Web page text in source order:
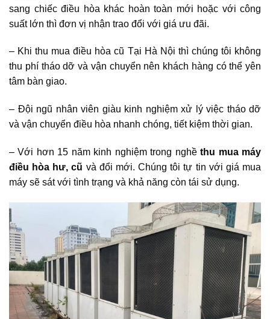
sang chiếc điều hòa khác hoàn toàn mới hoặc với công
suất lớn thì đơn vị nhận trao đổi với giá ưu đãi.
– Khi thu mua điều hòa cũ Tại Hà Nội thì chúng tôi không
thu phí tháo dỡ và vận chuyển nên khách hàng có thể yên
tâm bàn giao.
– Đội ngũ nhân viên giàu kinh nghiệm xử lý việc tháo dỡ
và vận chuyển điều hòa nhanh chóng, tiết kiệm thời gian.
– Với hơn 15 năm kinh nghiệm trong nghềthu mua máy
điều hòa hư, cũ và đổi mới. Chúng tôi tự tin với giá mua
máy sẽ sát với tình trạng và khả năng còn tái sử dụng.